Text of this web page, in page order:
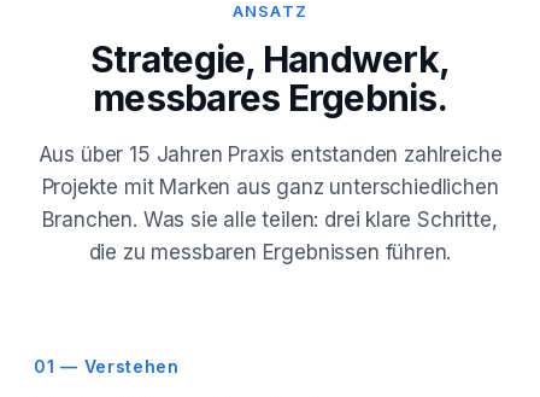
ANSATZ
Strategie, Handwerk,
messbares Ergebnis.
Aus über 15 Jahren Praxis entstanden zahlreiche
Projekte mit Marken aus ganz unterschiedlichen
Branchen. Was sie alle teilen: drei klare Schritte,
die zu messbaren Ergebnissen führen.
01 — Verstehen